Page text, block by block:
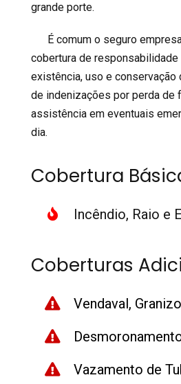
grande porte.
É comum o seguro
cobertura de
existência, uso e
de indenizações por perda de
assistência em eventuais
dia.
Cobertura
Incêndio, Raio e
Coberturas
Vendaval,
Vazamento de